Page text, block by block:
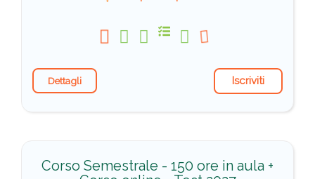
Dettagli Iscriviti
Corso Semestrale - 150 ore in aula +